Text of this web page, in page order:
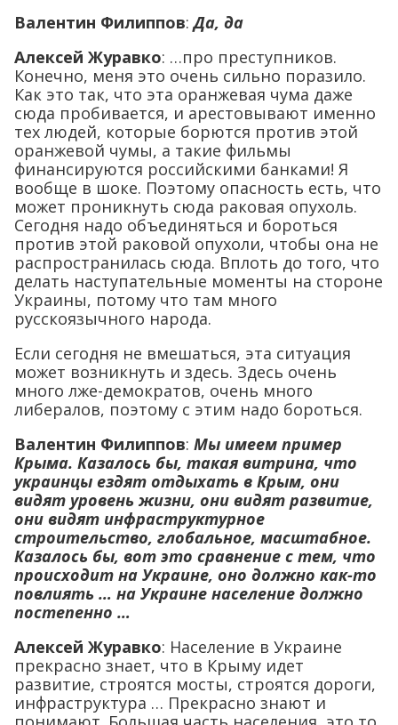
Валентин Филиппов:Да, да
Алексей Журавко: …про преступников.
Конечно, меня это очень сильно поразило.
Как это так, что эта оранжевая чума даже
сюда пробивается, и арестовывают именно
тех людей, которые борются против этой
оранжевой чумы, а такие фильмы
финансируются российскими банками! Я
вообще в шоке. Поэтому опасность есть, что
может проникнуть сюда раковая опухоль.
Сегодня надо объединяться и бороться
против этой раковой опухоли, чтобы она не
распространилась сюда. Вплоть до того, что
делать наступательные моменты на стороне
Украины, потому что там много
русскоязычного народа.
Если сегодня не вмешаться, эта ситуация
может возникнуть и здесь. Здесь очень
много лже-демократов, очень много
либералов, поэтому с этим надо бороться.
Валентин Филиппов: Мы имеем пример
Крыма. Казалось бы, такая витрина, что
украинцы ездят отдыхать в Крым, они
видят уровень жизни, они видят развитие,
они видят инфраструктурное
строительство, глобальное, масштабное.
Казалось бы, вот это сравнение с тем, что
происходит на Украине, оно должно как-то
повлиять … на Украине население должно
постепенно …
Алексей Журавко: Население в Украине
прекрасно знает, что в Крыму идет
развитие, строятся мосты, строятся дороги,
инфраструктура … Прекрасно знают и